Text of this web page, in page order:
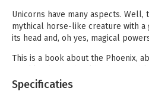
Unicorns have many aspects. Well,
mythical horse-like creature with
its head and, oh yes, magical
This is a book about the Phoenix,
cycles: time and time again they
and come out stronger than ever
Specificaties